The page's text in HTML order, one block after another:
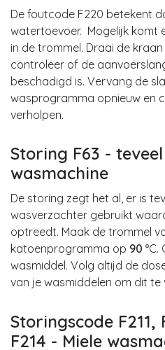
De foutcode F220 betekent
watertoevoer. Mogelijk komt
in de trommel. Draai de
controleer of de
beschadigd is. Vervang de
wasprogramma opnieuw en
verholpen.
Storing F63 -
wasmachine
De storing zegt het al, er is
wasverzachter gebruikt
optreedt. Maak de trommel
katoenprogramma op 90 °C.
wasmiddel. Volg altijd de
van je wasmiddelen om dit te
Storingscode F211,
F214 - Miele